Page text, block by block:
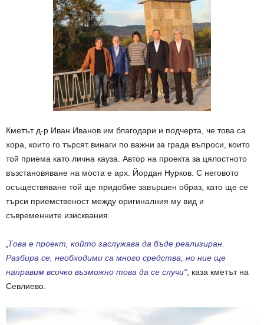
Кметът д-р Иван Иванов им благодари и подчерта, че това са
хора, които го търсят винаги по важни за града въпроси, които
той приема като лична кауза. Автор на проекта за цялостното
възстановяване на моста е арх. Йордан Нурков. С неговото
осъществяване той ще придобие завършен образ, като ще се
търси приемственост между оригиналния му вид и
съвременните изисквания.
„Това е проект, който заслужава да бъде реализиран.
Разбира се, необходими са много средства, но ние ще
направим всичко възможно това да се случи“ , каза кметът на
Севлиево.